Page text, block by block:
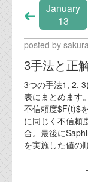
会社案内
会社概要
代表ご挨拶
オフィス
実績
ブログ
January
13
posted by
3手法と正
3つの手法1, 2, 3
表にまとめます
不信頼度$F(t)$
に同じく不信頼
合。最後に
を実施した値の
-